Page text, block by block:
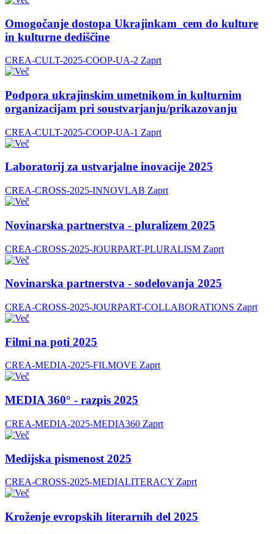
Omogočanje dostopa Ukrajinkam_cem do kulture
in kulturne dediščine
CREA-CULT-2025-COOP-UA-2 Zaprt
Podpora ukrajinskim umetnikom in kulturnim
organizacijam pri soustvarjanju/prikazovanju
CREA-CULT-2025-COOP-UA-1 Zaprt
Laboratorij za ustvarjalne inovacije 2025
CREA-CROSS-2025-INNOVLAB Zaprt
Novinarska partnerstva - pluralizem 2025
CREA-CROSS-2025-JOURPART-PLURALISM Zaprt
Novinarska partnerstva - sodelovanja 2025
CREA-CROSS-2025-JOURPART-COLLABORATIONS Zaprt
Filmi na poti 2025
CREA-MEDIA-2025-FILMOVE Zaprt
MEDIA 360° - razpis 2025
CREA-MEDIA-2025-MEDIA360 Zaprt
Medijska pismenost 2025
CREA-CROSS-2025-MEDIALITERACY Zaprt
Kroženje evropskih literarnih del 2025